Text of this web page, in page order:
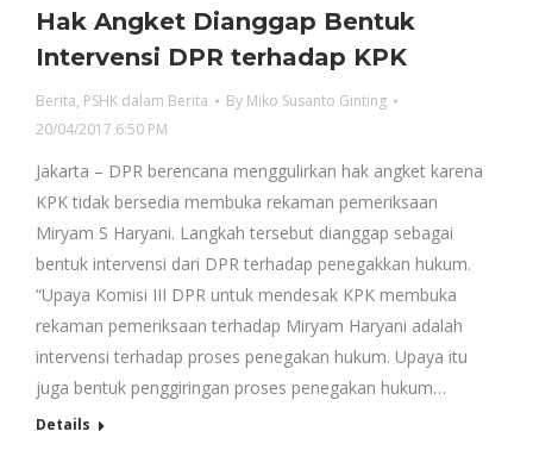
Hak Angket Dianggap Bentuk
Intervensi DPR terhadap KPK
Berita, PSHK dalam Berita By Miko Susanto Ginting
20/04/2017 6:50 PM
Jakarta – DPR berencana menggulirkan hak angket karena
KPK tidak bersedia membuka rekaman pemeriksaan
Miryam S Haryani. Langkah tersebut dianggap sebagai
bentuk intervensi dari DPR terhadap penegakkan hukum.
“Upaya Komisi III DPR untuk mendesak KPK membuka
rekaman pemeriksaan terhadap Miryam Haryani adalah
intervensi terhadap proses penegakan hukum. Upaya itu
juga bentuk penggiringan proses penegakan hukum…
Details